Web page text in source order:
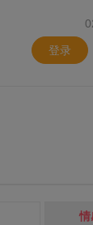
登录
情